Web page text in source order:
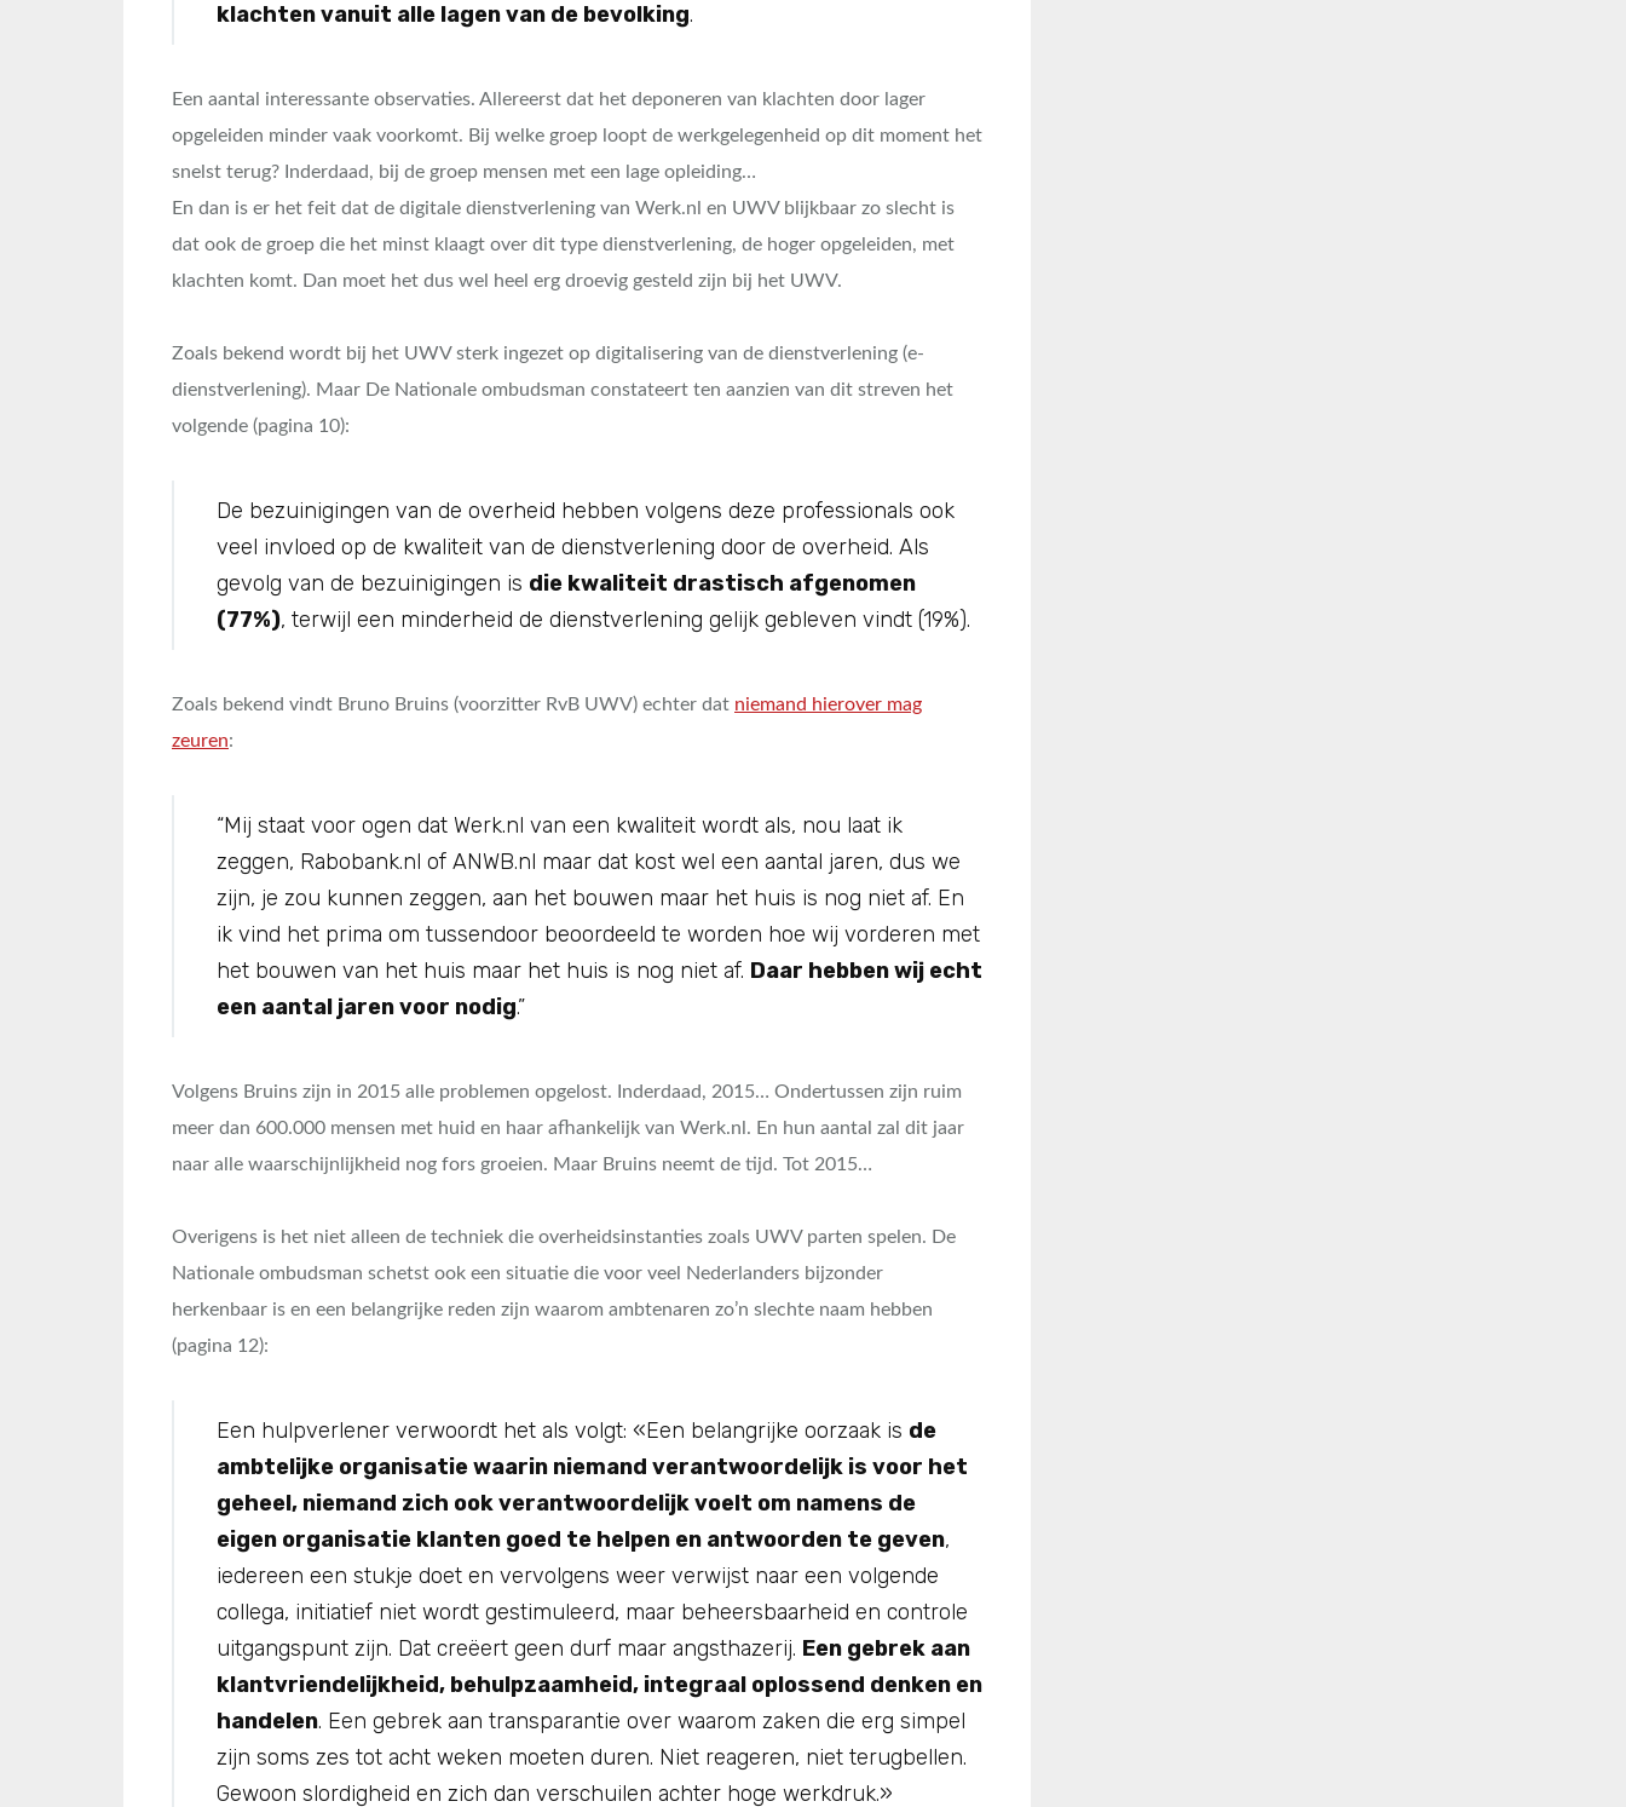
klachten vanuit alle lagen van de bevolking.
Een aantal interessante observaties. Allereerst dat het deponeren van klachten door lager
opgeleiden minder vaak voorkomt. Bij welke groep loopt de werkgelegenheid op dit moment het
snelst terug? Inderdaad, bij de groep mensen met een lage opleiding…
En dan is er het feit dat de digitale dienstverlening van Werk.nl en UWV blijkbaar zo slecht is
dat ook de groep die het minst klaagt over dit type dienstverlening, de hoger opgeleiden, met
klachten komt. Dan moet het dus wel heel erg droevig gesteld zijn bij het UWV.
Zoals bekend wordt bij het UWV sterk ingezet op digitalisering van de dienstverlening (e-
dienstverlening). Maar De Nationale ombudsman constateert ten aanzien van dit streven het
volgende (pagina 10):
De bezuinigingen van de overheid hebben volgens deze professionals ook
veel invloed op de kwaliteit van de dienstverlening door de overheid. Als
gevolg van de bezuinigingen is die kwaliteit drastisch afgenomen
(77%), terwijl een minderheid de dienstverlening gelijk gebleven vindt (19%).
Zoals bekend vindt Bruno Bruins (voorzitter RvB UWV) echter dat niemand hierover mag
zeuren:
“Mij staat voor ogen dat Werk.nl van een kwaliteit wordt als, nou laat ik
zeggen, Rabobank.nl of ANWB.nl maar dat kost wel een aantal jaren, dus we
zijn, je zou kunnen zeggen, aan het bouwen maar het huis is nog niet af. En
ik vind het prima om tussendoor beoordeeld te worden hoe wij vorderen met
het bouwen van het huis maar het huis is nog niet af. Daar hebben wij echt
een aantal jaren voor nodig.”
Volgens Bruins zijn in 2015 alle problemen opgelost. Inderdaad, 2015… Ondertussen zijn ruim
meer dan 600.000 mensen met huid en haar afhankelijk van Werk.nl. En hun aantal zal dit jaar
naar alle waarschijnlijkheid nog fors groeien. Maar Bruins neemt de tijd. Tot 2015…
Overigens is het niet alleen de techniek die overheidsinstanties zoals UWV parten spelen. De
Nationale ombudsman schetst ook een situatie die voor veel Nederlanders bijzonder
herkenbaar is en een belangrijke reden zijn waarom ambtenaren zo’n slechte naam hebben
(pagina 12):
Een hulpverlener verwoordt het als volgt: «Een belangrijke oorzaak is de
ambtelijke organisatie waarin niemand verantwoordelijk is voor het
geheel, niemand zich ook verantwoordelijk voelt om namens de
eigen organisatie klanten goed te helpen en antwoorden te geven,
iedereen een stukje doet en vervolgens weer verwijst naar een volgende
collega, initiatief niet wordt gestimuleerd, maar beheersbaarheid en controle
uitgangspunt zijn. Dat creëert geen durf maar angsthazerij. Een gebrek aan
klantvriendelijkheid, behulpzaamheid, integraal oplossend denken en
handelen. Een gebrek aan transparantie over waarom zaken die erg simpel
zijn soms zes tot acht weken moeten duren. Niet reageren, niet terugbellen.
Gewoon slordigheid en zich dan verschuilen achter hoge werkdruk.»